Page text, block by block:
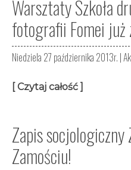
Warsztaty Szkoła
fotografii Fomei już
Niedziela 27 października 2013r. |
[ Czytaj całość ]
Zapis
Zamościu!